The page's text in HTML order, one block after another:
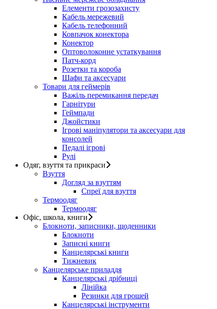
Елементи грозозахисту
Кабель мережевий
Кабель телефонний
Ковпачок конектора
Конектор
Оптоволоконне устаткування
Патч-корд
Розетки та короба
Шафи та аксесуари
Товари для геймерів
Важіль перемикання передач
Гарнітури
Геймпади
Джойстики
Ігрові маніпулятори та аксесуари для
консолей
Педалі ігрові
Рулі
Одяг, взуття та прикраси
Взуття
Догляд за взуттям
Спреї для взуття
Термоодяг
Термоодяг
Офіс, школа, книги
Блокноти, записники, щоденники
Блокноти
Записні книги
Канцелярські книги
Тижневик
Канцелярське приладдя
Канцелярські дрібниці
Лінійка
Резинки для грошей
Канцелярські інструменти